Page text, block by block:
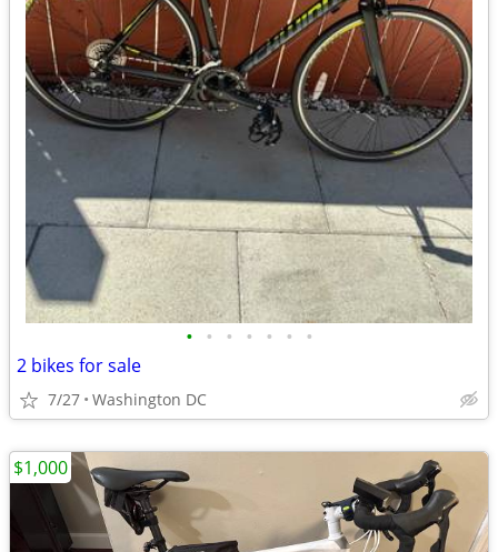
• • • • • • •
2 bikes for sale
7/27 Washington DC
$1,000